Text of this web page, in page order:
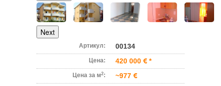
Next
Артикул: 00134
Цена: 420 000 *
Цена за м2: ~977